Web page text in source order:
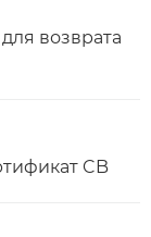
возврата
CB